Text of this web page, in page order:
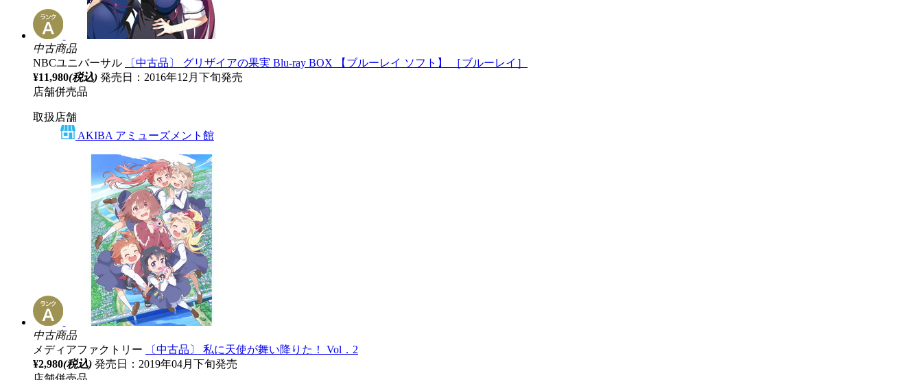
中古商品
NBCユニバーサル
〔中古品〕 グリザイアの果実 Blu-ray BOX 【ブルーレイ ソフト】 ［ブルーレイ］
¥11,980(税込) 発売日：2016年12月下旬発売
店舗併売品
取扱店舗
AKIBA アミューズメント館
中古商品
メディアファクトリー
〔中古品〕 私に天使が舞い降りた！ Vol．2
¥2,980(税込) 発売日：2019年04月下旬発売